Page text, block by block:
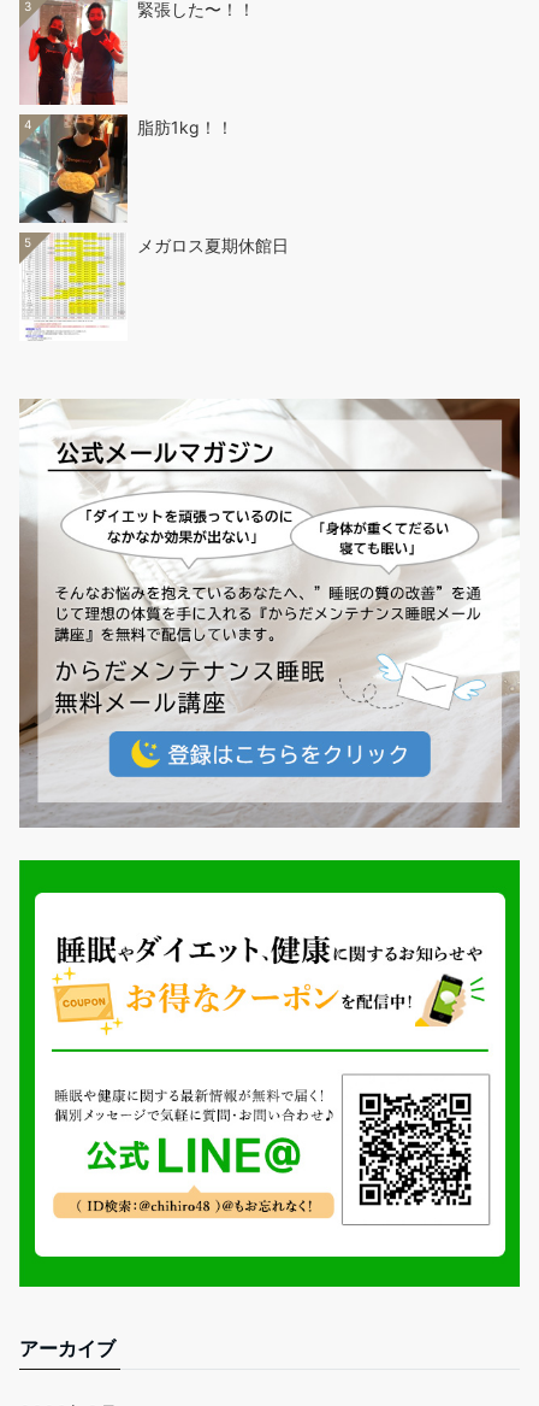
3 緊張した〜！！
4 脂肪1kg！！
5 メガロス夏期休館日
アーカイブ